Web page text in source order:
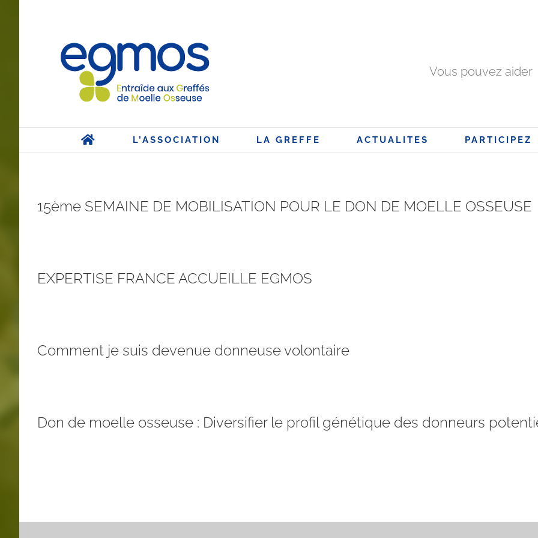
Vous pouvez aider
L’ASSOCIATION LA GREFFE ACTUALITES PARTICIPEZ
15ème SEMAINE DE MOBILISATION POUR LE DON DE MOELLE OSSEUSE
EXPERTISE FRANCE ACCUEILLE EGMOS
Comment je suis devenue donneuse volontaire
Don de moelle osseuse : Diversifier le profil génétique des donneurs